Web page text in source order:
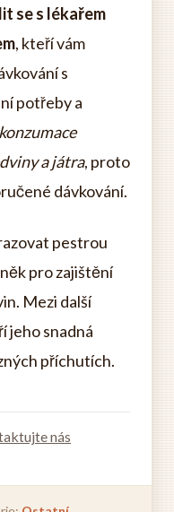
se s lékařem
, kteří vám
s
potřeby a
a játra, proto
dávkování.
pestrou
pro zajištění
Mezi další
jeho snadná
příchutích.
nás